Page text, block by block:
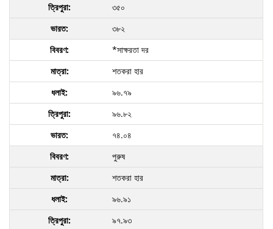
৩৫০
৩৮২
*সাক্ষরতা দর
শতকরা হার
৯৬.৭৯
৯৬.৮২
৭৪.০৪
পুরুষ
শতকরা হার
৯৬.৯১
৯৭.৯৩